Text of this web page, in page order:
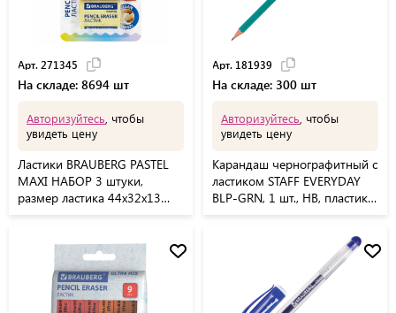
Арт. 271345
На складе: 8694 шт
Авторизуйтесь , чтобы
увидеть цену
Ластики BRAUBERG PASTEL
MAXI НАБОР 3 штуки,
размер ластика 44х32х13
Арт. 181939
На складе: 300 шт
Авторизуйтесь , чтобы
увидеть цену
Карандаш чернографитный с
ластиком STAFF EVERYDAY
BLP-GRN, 1 шт., НВ, пластик.,